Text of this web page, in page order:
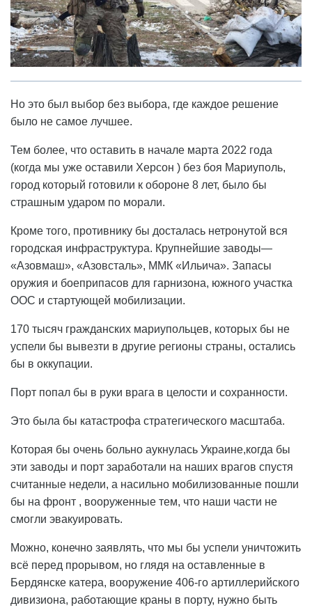
Но это был выбор без выбора, где каждое решение
было не самое лучшее.
Тем более, что оставить в начале марта 2022 года
(когда мы уже оставили Херсон ) без боя Мариуполь,
город который готовили к обороне 8 лет, было бы
страшным ударом по морали.
Кроме того, противнику бы досталась нетронутой вся
городская инфраструктура. Крупнейшие заводы—
«Азовмаш», «Азовсталь», ММК «Ильича». Запасы
оружия и боеприпасов для гарнизона, южного участка
ООС и стартующей мобилизации.
170 тысяч гражданских мариупольцев, которых бы не
успели бы вывезти в другие регионы страны, остались
бы в оккупации.
Порт попал бы в руки врага в целости и сохранности.
Это была бы катастрофа стратегического масштаба.
Которая бы очень больно аукнулась Украине,когда бы
эти заводы и порт заработали на наших врагов спустя
считанные недели, а насильно мобилизованные пошли
бы на фронт , вооруженные тем, что наши части не
смогли эвакуировать.
Можно, конечно заявлять, что мы бы успели уничтожить
всё перед прорывом, но глядя на оставленные в
Бердянске катера, вооружение 406-го артиллерийского
дивизиона, работающие краны в порту, нужно быть